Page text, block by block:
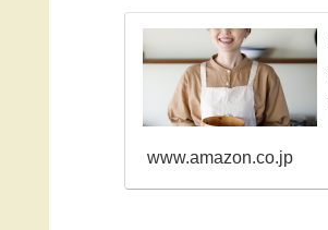
www.amazon.co.jp